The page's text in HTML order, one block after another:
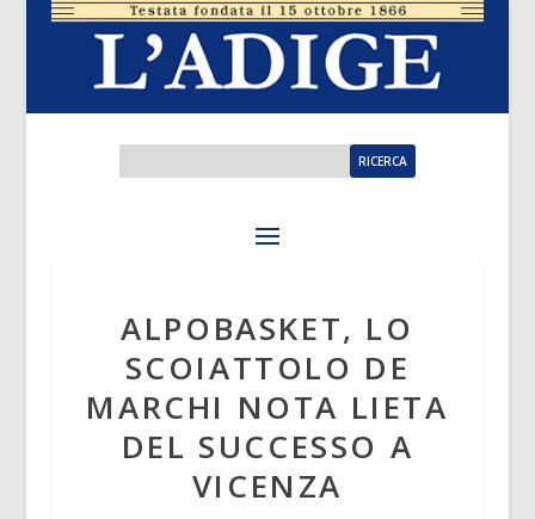
ALPOBASKET, LO
SCOIATTOLO DE
MARCHI NOTA LIETA
DEL SUCCESSO A
VICENZA